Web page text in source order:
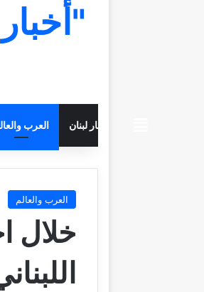
beiruttime
اخبار لبنان العرب
العرب والعالم
خلال